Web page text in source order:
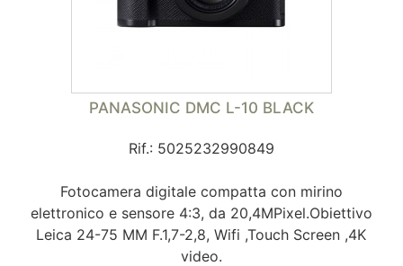
PANASONIC DMC L-10 BLACK
Rif.: 5025232990849
Fotocamera digitale compatta con mirino
elettronico e sensore 4:3, da 20,4MPixel.Obiettivo
Leica 24-75 MM F.1,7-2,8, Wifi ,Touch Screen ,4K
video.